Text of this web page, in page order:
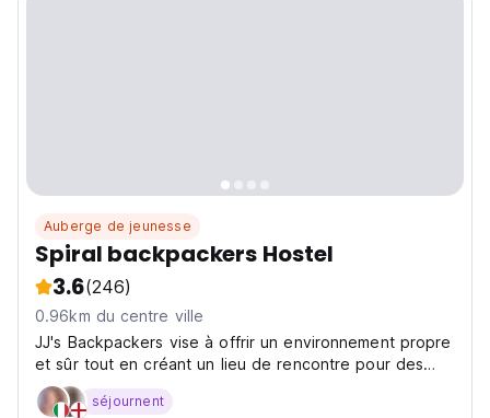
Auberge de jeunesse
Spiral backpackers Hostel
3.6(246)
0.96km du centre ville
JJ's Backpackers vise à offrir un environnement propre
et sûr tout en créant un lieu de rencontre pour des
voyageurs d'esprit similaire dans une atmosphère
amusante et détendue. Notre amour du voyage aide à
séjournent